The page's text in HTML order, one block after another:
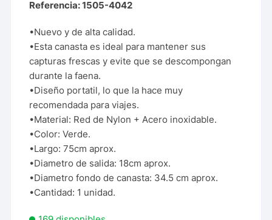
Referencia: 1505-4042
•Nuevo y de alta calidad.
•Esta canasta es ideal para mantener sus
capturas frescas y evite que se descompongan
durante la faena.
•Diseño portatil, lo que la hace muy
recomendada para viajes.
•Material: Red de Nylon + Acero inoxidable.
•Color: Verde.
•Largo: 75cm aprox.
•Diametro de salida: 18cm aprox.
•Diametro fondo de canasta: 34.5 cm aprox.
•Cantidad: 1 unidad.